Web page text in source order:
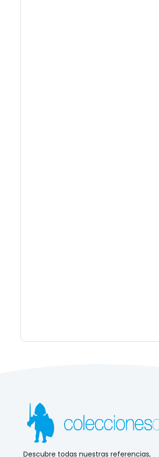
Descubre todas nuestras referencias,